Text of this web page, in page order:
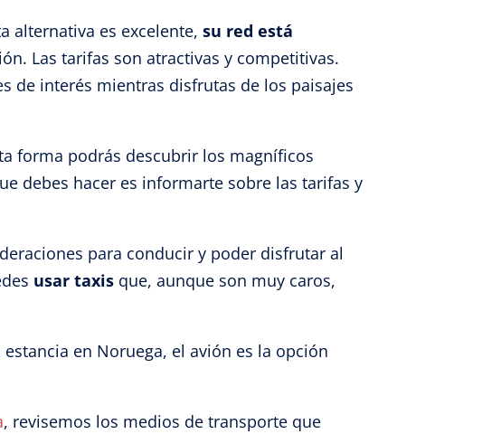
alternativa es excelente, su red está
Las tarifas son atractivas y competitivas.
de interés mientras disfrutas de los paisajes
forma podrás descubrir los magníficos
debes hacer es informarte sobre las tarifas y
para conducir y poder disfrutar al
usar taxis que, aunque son muy caros,
en Noruega, el avión es la opción
, revisemos los medios de transporte que